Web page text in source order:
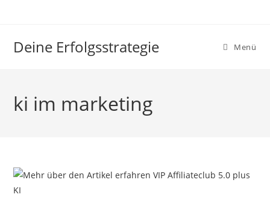
Deine Erfolgsstrategie Menü
ki im marketing